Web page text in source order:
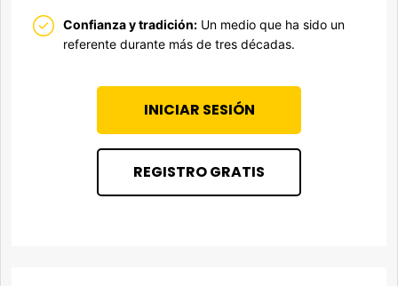
Confianza y tradición: Un medio que ha sido un
referente durante más de tres décadas.
INICIAR SESIÓN
REGISTRO GRATIS